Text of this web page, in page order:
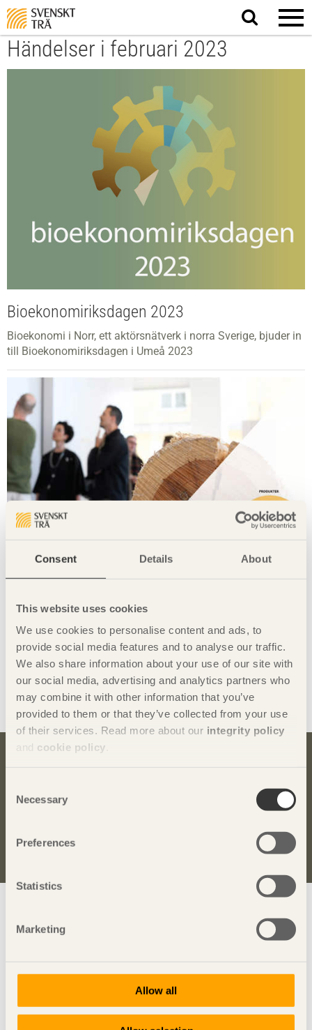
Consent Details About
This website uses cookies
We use cookies to personalise content and ads, to
provide social media features and to analyse our traffic.
We also share information about your use of our site with
our social media, advertising and analytics partners who
may combine it with other information that you’ve
provided to them or that they’ve collected from your use
of their services. Read more about our integrity policy
and cookie policy
Selection
Necessary
Preferences
Statistics
Marketing
Allow all
Sök
på
Händelser i februari 2023
Bioekonomiriksdagen 2023
Bioekonomi i Norr, ett aktörsnätverk i norra Sverige, bjuder in
till Bioekonomiriksdagen i Umeå 2023
Svensk Trä arrangerar en rad aktiviteter på Stockholm
Furniture Fair där den gemensamma nämnaren är att skapa
förutsättningar för en långsiktigt hållbar möbel- och
inredningsbransch – genom ökad dialog och kunskap.
Välkomna!
Anmäl dig här för att få information om publikationer,
Trä.
Svenskt Träsprider kunskap om trä, träprodukter och
träbyggande för att främja ett hållbart samhälle och en
utbilda och driva teknisk utveckling.